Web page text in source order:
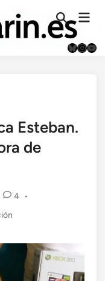
Abrir
búsqueda
Bluesky
Esteban.
de
4
•